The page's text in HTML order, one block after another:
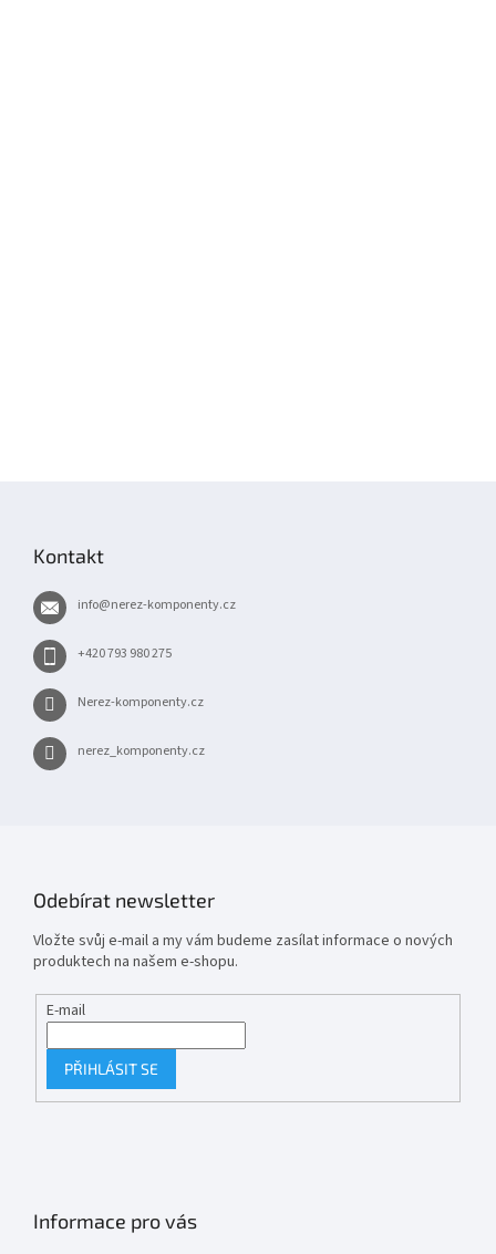
Kontakt
info@nerez-komponenty.cz
+420 793 980 275
Nerez-komponenty.cz
nerez_komponenty.cz
Odebírat newsletter
Vložte svůj e-mail a my vám budeme zasílat informace o nových
produktech na našem e-shopu.
E-mail
PŘIHLÁSIT SE
Informace pro vás